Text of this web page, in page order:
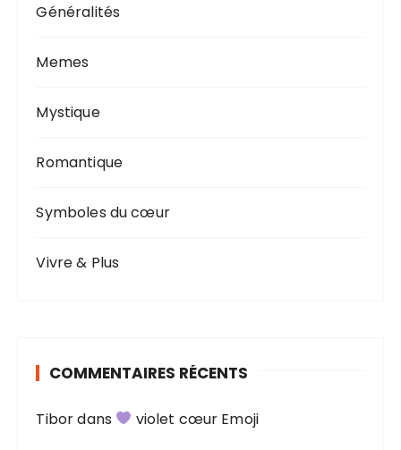
Généralités
Memes
Mystique
Romantique
Symboles du cœur
Vivre & Plus
COMMENTAIRES RÉCENTS
Tibordans violet cœur Emoji